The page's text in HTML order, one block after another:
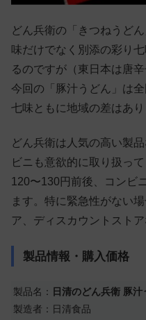
どん兵衛の「きつねうど
味だけでなく別添の彩り
るのですが（東日本は唐
今回の「豚汁うどん」は
七味ともに地域の差はあり
どん兵衛は人気の高い製
ビニも意欲的に取り扱っ
120〜130円前後、コンビ
ます。特に緊急性がない
ア、ディスカウントスト
製品情報・購入価格
製品名：
日清のどん兵衛 豚汁
製造者：日清食品